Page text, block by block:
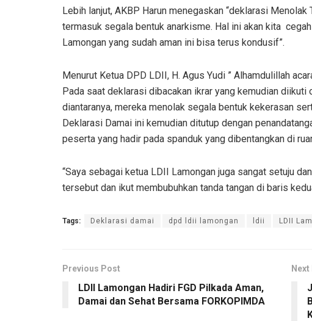
Lebih lanjut, AKBP Harun menegaskan “deklarasi
termasuk segala bentuk anarkisme. Hal ini akan kita
Lamongan yang sudah aman ini bisa terus kondusif”.
Menurut Ketua DPD LDII, H. Agus Yudi ” Alhamdulillah
Pada saat deklarasi dibacakan ikrar yang kemudian
diantaranya, mereka menolak segala bentuk kekerasan
Deklarasi Damai ini kemudian ditutup dengan
peserta yang hadir pada spanduk yang dibentangkan di
“Saya sebagai ketua LDII Lamongan juga sangat setuju
tersebut dan ikut membubuhkan tanda tangan di baris
Tags: Deklarasi damai dpd ldii lamongan ldii LDII
Previous Post
LDII Lamongan Hadiri FGD Pilkada Aman,
Damai dan Sehat Bersama FORKOPIMDA